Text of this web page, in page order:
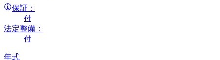
保証：
付
法定整備：
付
年式